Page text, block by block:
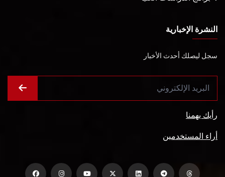
النشرة الإخبارية
سجل ليصلك أحدث الأخبار
رأيك يهمنا
أراء المستخدمين